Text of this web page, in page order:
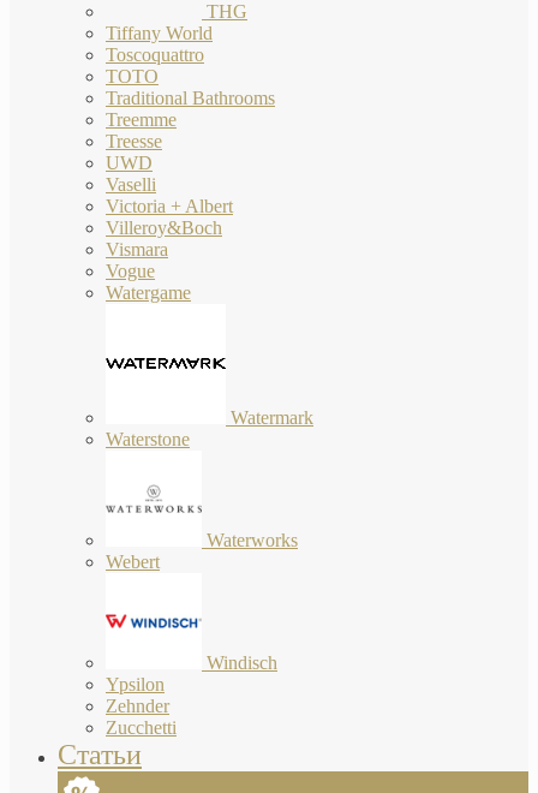
THG
Tiffany World
Toscoquattro
TOTO
Traditional Bathrooms
Treemme
Treesse
UWD
Vaselli
Victoria + Albert
Villeroy&Boch
Vismara
Vogue
Watergame
Watermark
Waterstone
Waterworks
Webert
Windisch
Ypsilon
Zehnder
Zucchetti
Статьи